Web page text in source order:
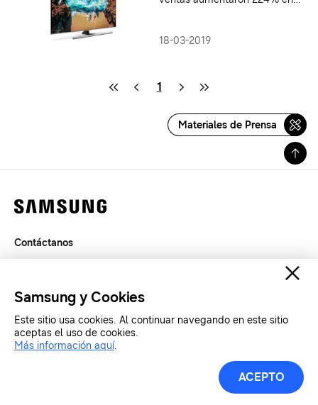
18-03-2019
1
Materiales de Prensa
Contáctanos
SAMSUNG.COM
Copyright© SAMSUNG Todos los derechos reservados.
Samsung y Cookies
Este sitio usa cookies. Al continuar navegando en este sitio
aceptas el uso de cookies.
Más información aquí.
ACEPTO